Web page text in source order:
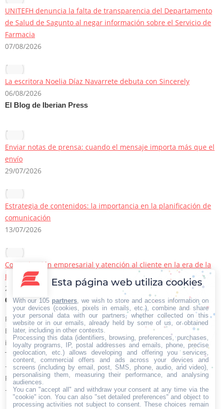
UNITEFH denuncia la falta de transparencia del Departamento
de Salud de Sagunto al negar información sobre el Servicio de
Farmacia
07/08/2026
La escritora Noelia Díaz Navarrete debuta con Sincerely
06/08/2026
El Blog de Iberian Press
Enviar notas de prensa: cuando el mensaje importa más que el
envío
29/07/2026
Estrategia de contenidos: la importancia en la planificación de
comunicación
13/07/2026
Comunicación empresarial y atención al cliente en la era de la
IA
22/06/2026
Contacto Iberian Press
Principales vías de contacto:
E-mail:
info@iberianpress.es
Teléfono:
+34 911863556
Fax:
+34 911863556
Encuéntranos en:
Esta página web utiliza cookies
With our 105 partners , we wish to store and access information on
your devices (cookies, pixels in emails, etc.), combine and share
your personal data with our partners, whether collected on this
website or in our emails, already held by some of us, or obtained
later, including in other contexts.
Processing this data (identifiers, browsing, preferences, purchases,
loyalty programs, IP, postal addresses and emails, phone, precise
geolocation, etc.) allows developing and offering you services,
content, commercial offers and ads across your devices and
screens (including by email, post, SMS, phone, audio, and video),
personalising them, measuring their performance, and analysing
audiences.
You can "accept all" and withdraw your consent at any time via the
"cookie" icon . You can also "set detailed preferences" and object to
processing activities not subject to consent. These choices remain